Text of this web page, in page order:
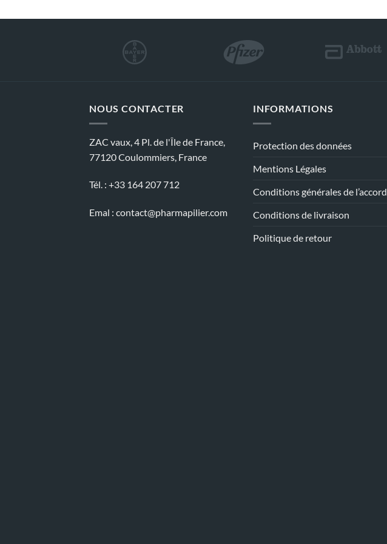
NOUS CONTACTER
ZAC vaux, 4 Pl. de l'Île de France,
77120 Coulommiers, France
Tél. : +33 164 207 712
Emal : contact@pharmapilier.com
INFORMATIONS
Protection des données
Mentions Légales
Conditions générales de l’accord
Conditions de livraison
Politique de retour